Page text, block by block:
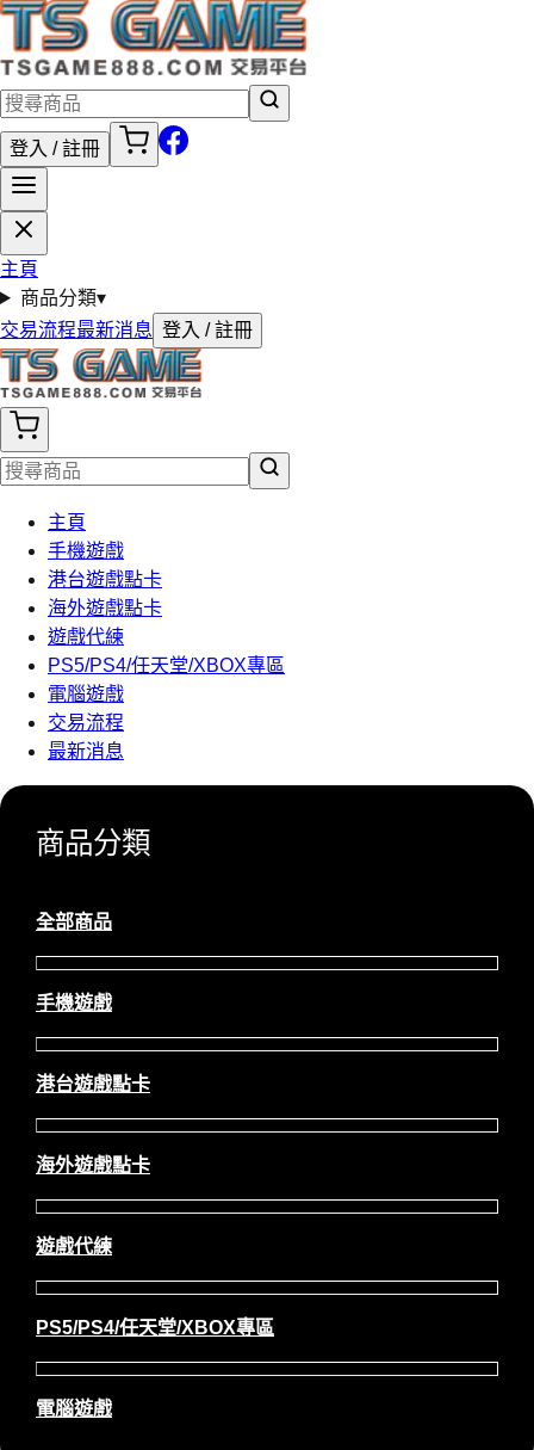
登入 / 註冊
主頁
商品分類▾
交易流程最新消息 登入 / 註冊
主頁
手機遊戲
港台遊戲點卡
海外遊戲點卡
遊戲代練
PS5/PS4/任天堂/XBOX專區
電腦遊戲
交易流程
最新消息
商品分類
全部商品
手機遊戲
港台遊戲點卡
海外遊戲點卡
遊戲代練
PS5/PS4/任天堂/XBOX專區
電腦遊戲